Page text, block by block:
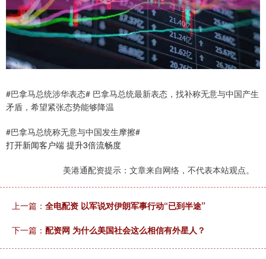
#巴拿马总统涉华表态# 巴拿马总统最新表态，找补称无意与中国产生
矛盾，希望紧张态势能够降温
#巴拿马总统称无意与中国发生摩擦#
打开新闻客户端 提升3倍流畅度
美港通配资提示：文章来自网络，不代表本站观点。
上一篇： 全电配资 以军说对伊朗军事行动“已到半途”
下一篇： 配资网 为什么美国社会这么相信有外星人？